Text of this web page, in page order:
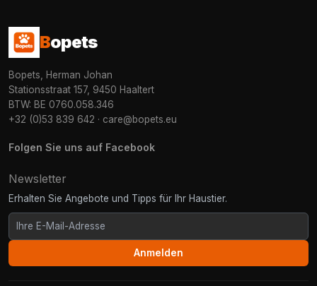
Bopets
Bopets, Herman Johan
Stationsstraat 157, 9450 Haaltert
BTW: BE 0760.058.346
+32 (0)53 839 642 · care@bopets.eu
Folgen Sie uns auf Facebook
Newsletter
Erhalten Sie Angebote und Tipps für Ihr Haustier.
Anmelden